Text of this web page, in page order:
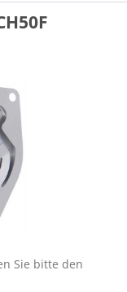
Sie bitte den